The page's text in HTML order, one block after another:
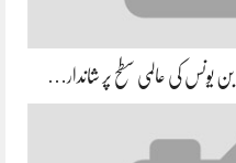
یونس کی عالمی سطح پر شاندار…